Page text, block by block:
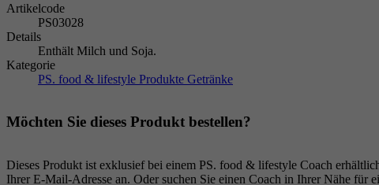
Artikelcode
PS03028
Details
Enthält Milch und Soja.
Kategorie
PS. food & lifestyle Produkte Getränke
Möchten Sie dieses Produkt bestellen?
Dieses Produkt ist exklusief bei einem PS. food & lifestyle Coach
Ihrer E-Mail-Adresse an. Oder suchen Sie einen Coach in Ihrer Nähe für